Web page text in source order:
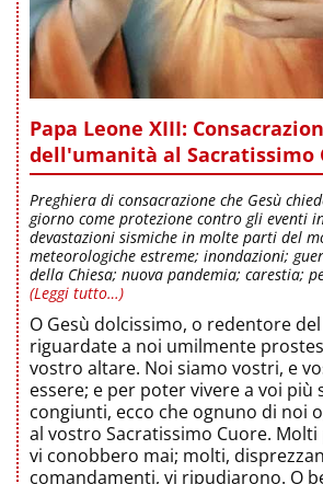
Papa Leone XIII:
dell'umanità al Sacratissimo
Preghiera di consacrazione che Gesù
giorno come protezione contro gli eventi
devastazioni sismiche in molte parti del
meteorologiche estreme; inondazioni;
della Chiesa; nuova pandemia; carestia;
(Leggi tutto…)
O Gesù dolcissimo, o redentore
riguardate a noi umilmente
vostro altare. Noi siamo vostri, e
essere; e per poter vivere a voi
congiunti, ecco che ognuno di noi
al vostro Sacratissimo Cuore.
vi conobbero mai; molti,
comandamenti, vi ripudiarono. O